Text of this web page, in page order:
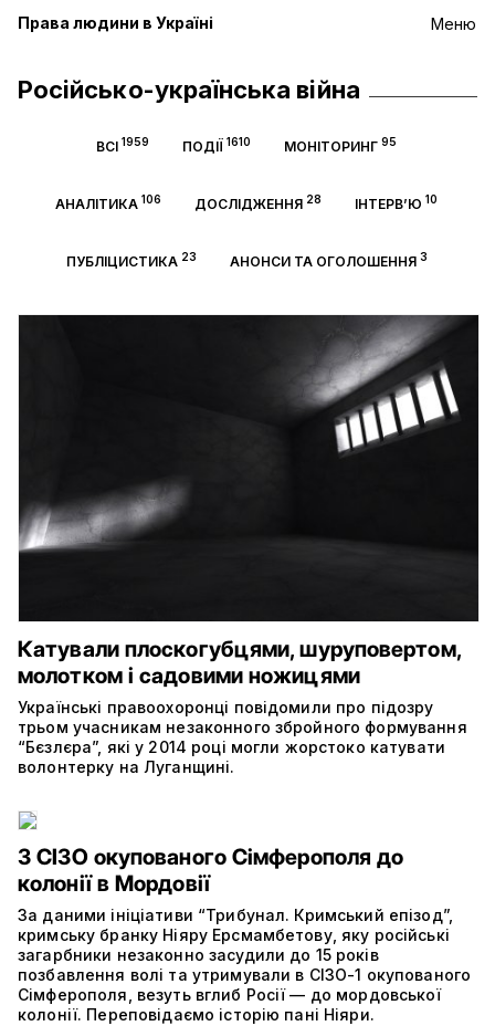
Меню
Права людини в Україні
Російсько-українська війна
ВСІ 1959 ПОДІЇ 1610 МОНІТОРИНГ 95
АНАЛІТИКА 106 ДОСЛІДЖЕННЯ 28 ІНТЕРВ’Ю 10
ПУБЛІЦИСТИКА 23 АНОНСИ ТА ОГОЛОШЕННЯ3
Катували плоскогубцями, шуруповертом,
молотком і садовими ножицями
Українські правоохоронці повідомили про підозру
трьом учасникам незаконного збройного формування
“Бєзлєра”, які у 2014 році могли жорстоко катувати
волонтерку на Луганщині.
З СІЗО окупованого Сімферополя до
колонії в Мордовії
За даними ініціативи “Трибунал. Кримський епізод”,
кримську бранку Ніяру Ерсмамбетову, яку російські
загарбники незаконно засудили до 15 років
позбавлення волі та утримували в СІЗО-1 окупованого
Сімферополя, везуть вглиб Росії — до мордовської
колонії. Переповідаємо історію пані Ніяри.